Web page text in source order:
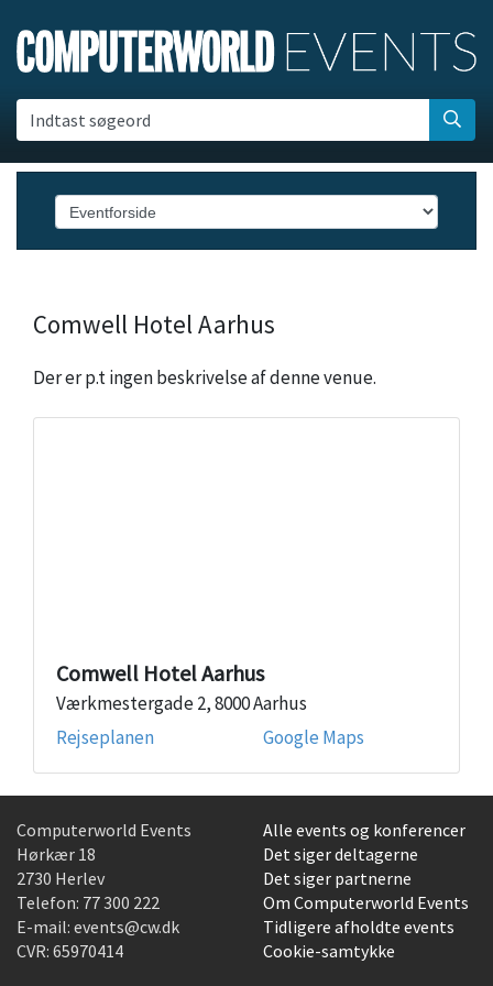
Indtast søgeord
Comwell Hotel Aarhus
Der er p.t ingen beskrivelse af denne venue.
Comwell Hotel Aarhus
Værkmestergade 2, 8000 Aarhus
Rejseplanen
Google Maps
Computerworld Events
Hørkær 18
2730 Herlev
Telefon: 77 300 222
E-mail: events@cw.dk
CVR: 65970414
Alle events og konferencer
Det siger deltagerne
Det siger partnerne
Om Computerworld Events
Tidligere afholdte events
Cookie-samtykke